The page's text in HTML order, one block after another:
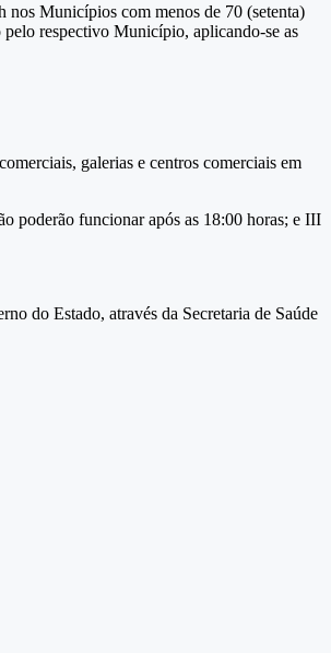
nos Municípios com menos de 70 (setenta)
respectivo Município, aplicando-se as
galerias e centros comerciais em
poderão funcionar após as 18:00 horas; e III
do Estado, através da Secretaria de Saúde